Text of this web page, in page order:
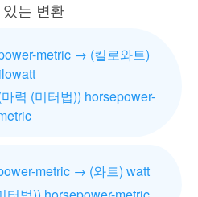
있는 변환
metric → (킬로와트)
력 (미터법)) horsepower-
metric → (와트) watt